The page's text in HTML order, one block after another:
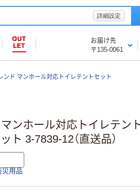
詳細設定
お届け先
〒135-0061
ンド マンホール対応トイレテントセット
ンホール対応トイレテン
ト 3-7839-12（直送品）
災用品